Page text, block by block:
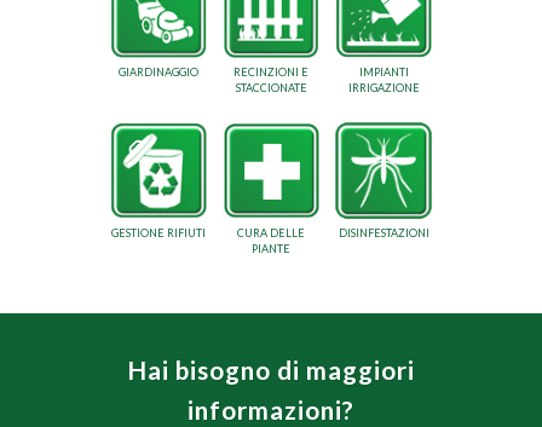
GIARDINAGGIO
RECINZIONI E
STACCIONATE
IMPIANTI
IRRIGAZIONE
GESTIONE RIFIUTI
CURA DELLE
PIANTE
DISINFESTAZIONI
Hai bisogno di maggiori
informazioni?